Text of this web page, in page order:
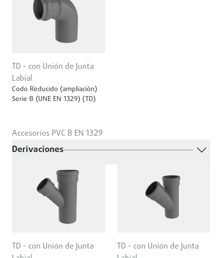
TD - con Unión de Junta
Labial
Codo Reducido (ampliación)
Serie B (UNE EN 1329) (TD)
Accesorios PVC B EN 1329
Derivaciones
TD - con Unión de Junta
TD - con Unión de Junta